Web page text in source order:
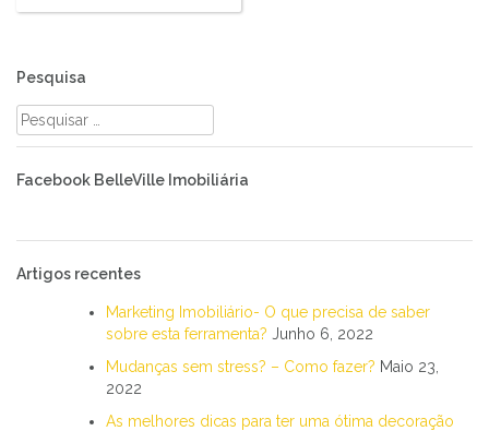
Pesquisa
Pesquisar
por:
Facebook BelleVille Imobiliária
Artigos recentes
Marketing Imobiliário- O que precisa de saber
sobre esta ferramenta? Junho 6, 2022
Mudanças sem stress? – Como fazer? Maio 23,
2022
As melhores dicas para ter uma ótima decoração